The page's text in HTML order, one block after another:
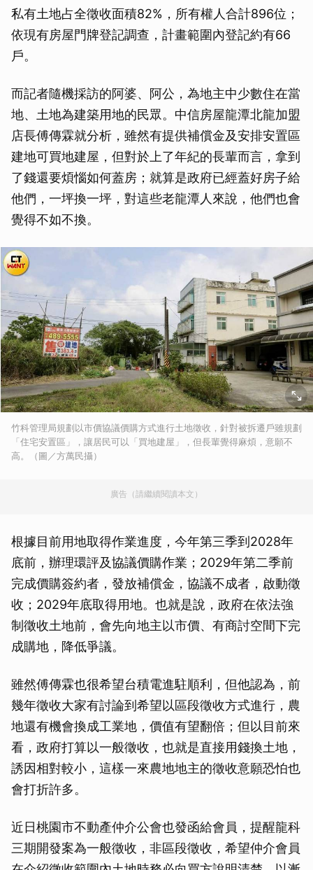
私有土地占全徵收面積82%，所有權人合計896位；
依現有房屋門牌登記調查，計畫範圍內登記約有66
戶。
而記者隨機採訪的阿婆、阿公，為地主中少數住在當
地、土地為建築用地的民眾。中信房屋龍潭北龍加盟
店長傅傳霖就分析，雖然有提供補償金及安排安置區
建地可買地建屋，但對於上了年紀的長輩而言，拿到
了錢還要煩惱如何蓋房；就算是政府已經蓋好房子給
他們，一坪換一坪，對這些老龍潭人來說，他們也會
覺得不如不換。
竹科管理局規劃以市價協議價購方式進行土地徵收，針對被拆遷戶雖規劃
「住宅安置區」，讓居民可以「買地建屋」，但長輩覺得麻煩，意願不
高。（圖／方萬民攝）
廣告（請繼續閱讀本文）
根據目前用地取得作業進度，今年第三季到2028年
底前，辦理環評及協議價購作業；2029年第二季前
完成價購簽約者，發放補償金，協議不成者，啟動徵
收；2029年底取得用地。也就是說，政府在依法強
制徵收土地前，會先向地主以市價、有商討空間下完
成購地，降低爭議。
雖然傅傳霖也很希望台積電進駐順利，但他認為，前
幾年徵收大家有討論到希望以區段徵收方式進行，農
地還有機會換成工業地，價值有望翻倍；但以目前來
看，政府打算以一般徵收，也就是直接用錢換土地，
誘因相對較小，這樣一來農地地主的徵收意願恐怕也
會打折許多。
近日桃園市不動產仲介公會也發函給會員，提醒龍科
三期開發案為一般徵收，非區段徵收，希望仲介會員